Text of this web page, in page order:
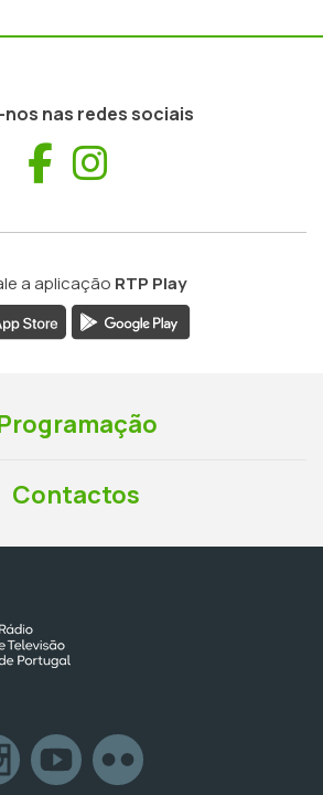
nas redes sociais
Facebook
a aplicação RTP Play
Contactos